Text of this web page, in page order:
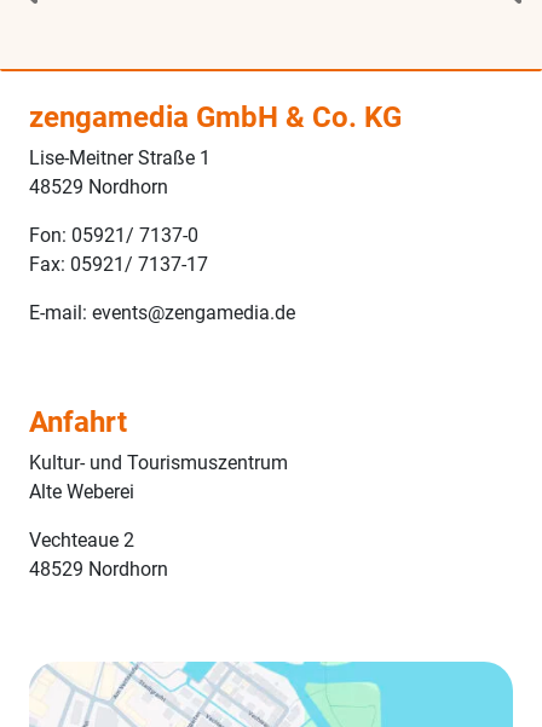
zengamedia GmbH & Co. KG
Lise-Meitner Straße 1
48529 Nordhorn
Fon: 05921/ 7137-0
Fax: 05921/ 7137-17
E-mail: events@zengamedia.de
Anfahrt
Kultur- und Tourismuszentrum
Alte Weberei
Vechteaue 2
48529 Nordhorn